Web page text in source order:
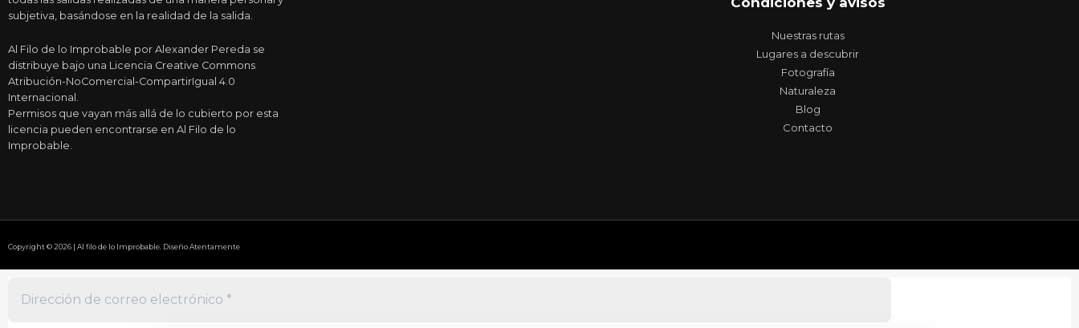
subjetiva, basándose en la realidad de la salida.
Al Filo de lo Improbable por Alexander Pereda se
distribuye bajo una Licencia Creative Commons
Atribución-NoComercial-CompartirIgual 4.0
Internacional.
Permisos que vayan más allá de lo cubierto por esta
licencia pueden encontrarse en Al Filo de lo
Improbable.
Nuestras rutas
Lugares a descubrir
Fotografía
Naturaleza
Blog
Contacto
Copyright © 2026 | Al filo de lo Improbable. Diseño Atentamente